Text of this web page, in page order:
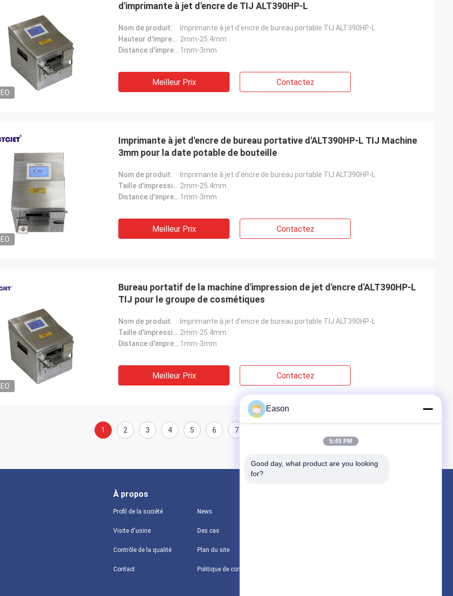
d'imprimante à jet d'encre de TIJ ALT390HP-L
Nom de produit:
Imprimante à jet d'encre de bureau portable TIJ ALT390HP-L
Hauteur d'impression: 2mm-25.4mm
Distance d'impression: 1mm-3mm
Meilleur Prix Contactez
Imprimante à jet d'encre de bureau portative d'ALT390HP-L TIJ Machine
3mm pour la date potable de bouteille
Nom de produit:
Imprimante à jet d'encre de bureau portable TIJ ALT390HP-L
Taille d'impression: 2mm-25.4mm
Distance d'impression: 1mm-3mm
Meilleur Prix Contactez
Bureau portatif de la machine d'impression de jet d'encre d'ALT390HP-L
TIJ pour le groupe de cosmétiques
Nom de produit:
Imprimante à jet d'encre de bureau portable TIJ ALT390HP-L
Taille d'impression: 2mm-25.4mm
Distance d'impression: 1mm-3mm
Meilleur Prix Contactez
1 2 3 4 5 6 7
À propos
Profil de la société
Visite d'usine
Contrôle de la qualité
Contact
News
Des cas
Plan du site
Eason
5:45 PM
Good day, what product are you looking
for?